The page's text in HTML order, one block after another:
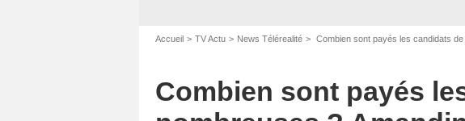
Accueil TV Actu News Télérealité Combien sont payés les candidats
Combien sont payés